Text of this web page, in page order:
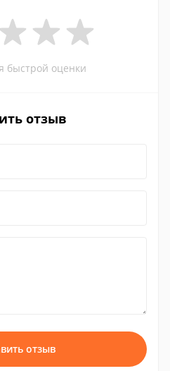
быстрой оценки
отзыв
отзыв